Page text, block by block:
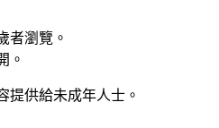
者瀏覽。
。
提供給未成年人士。